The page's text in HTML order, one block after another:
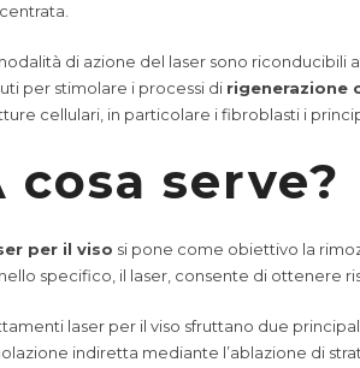
di azione del laser sono riconducibili
per stimolare i processi di rigenerazione
cellulari, in particolare i fibroblasti i
cosa serve?
per il viso si pone come obiettivo la
specifico, il laser, consente di ottenere
laser per il viso sfruttano due
indiretta mediante l’ablazione di